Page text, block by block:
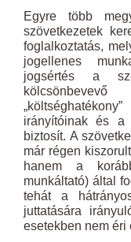
Egyre több
szövetkezetek
foglalkoztatás,
jogellenes
jogsértés a
irányítóinak és a
biztosít. A
már régen
hanem a
munkáltató) által
tehát a
juttatására
esetekben nem éri